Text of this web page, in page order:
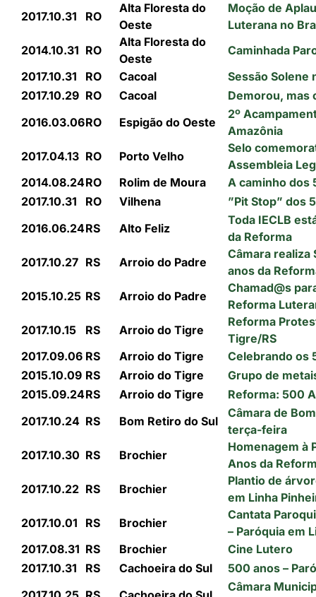
2017.10.31
RO
Alta Floresta do
Oeste
Moção de
Luterana no
2014.10.31 RO
Alta Floresta do
Oeste
Caminhada
2017.10.31
RO Cacoal
Sessão Solene
2017.10.29 RO Cacoal
Demorou, mas
2016.03.06RO Espigão do Oeste
2º
Amazônia
2017.04.13 RO Porto Velho
Selo
Assembleia
2014.08.24RO Rolim de Moura
A caminho dos
2017.10.31
RO Vilhena
”Pit Stop” dos
2016.06.24RS Alto Feliz
Toda IECLB
da Reforma
2017.10.27 RS Arroio do Padre
Câmara realiza
anos da
2015.10.25 RS Arroio do Padre
Chamad@s
Reforma
2017.10.15
RS Arroio do Tigre
Reforma
Tigre/RS
2017.09.06 RS Arroio do Tigre
Celebrando os
2015.10.09 RS Arroio do Tigre
Grupo de
2015.09.24RS Arroio do Tigre
Reforma: 500
2017.10.24 RS Bom Retiro do Sul
Câmara de
terça-feira
2017.10.30 RS Brochier
Homenagem à
Anos da
2017.10.22 RS Brochier
Plantio de
em Linha
2017.10.01
RS Brochier
Cantata
– Paróquia em
2017.08.31 RS Brochier
Cine Lutero
2017.10.31
RS Cachoeira do Sul
500 anos –
Câmara